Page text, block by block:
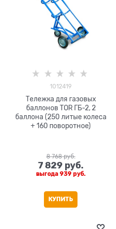
1012419
Тележка для газовых
баллонов TOR ГБ-2, 2
баллона (250 литые колеса
+ 160 поворотное)
8 768 руб.
7 829 руб.
выгода 939 руб.
КУПИТЬ